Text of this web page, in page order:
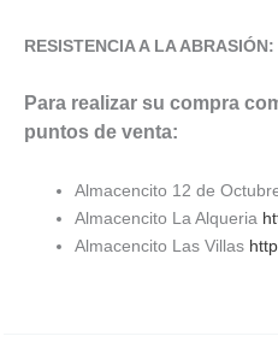
RESISTENCIA A LA ABRASIÓN:
Para realizar su compra
puntos de venta:
Almacencito 12 de
Almacencito La Alqueria
Almacencito Las Villas